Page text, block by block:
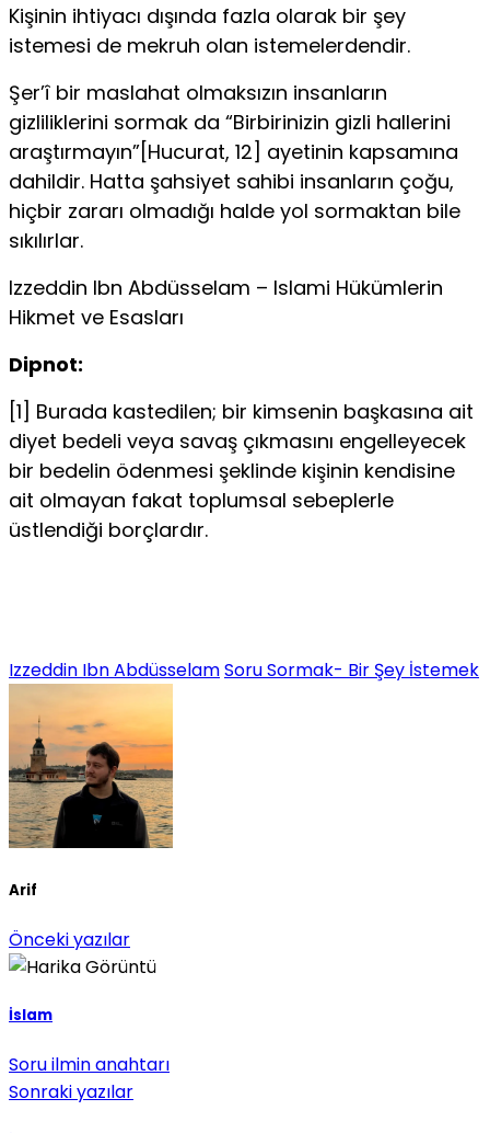
Kişinin ihtiyacı dışında fazla olarak bir şey
istemesi de mekruh olan iste­melerdendir.
Şer’î bir maslahat olmaksızın insanların
gizliliklerini sormak da “Birbiri­nizin gizli hallerini
araştırmayın”[Hucurat, 12] ayetinin kapsamına
dahildir. Hatta şahsi­yet sahibi insanların çoğu,
hiçbir zararı olmadığı halde yol sormaktan bile
sı­kılırlar.
Izzeddin Ibn Abdüsselam – Islami Hükümlerin
Hikmet ve Esasları
Dipnot:
[1] Burada kastedilen; bir kimsenin başkasına ait
diyet bedeli veya savaş çıkmasını engelleyecek
bir bedelin ödenmesi şeklinde kişinin kendisine
ait olmayan fakat toplumsal sebeplerle
üstlendiği borçlardır.
Izzeddin Ibn AbdüsselamSoru Sormak- Bir Şey İstemek
Arif
Önceki yazılar
İslam
Soru ilmin anahtarı
Sonraki yazılar